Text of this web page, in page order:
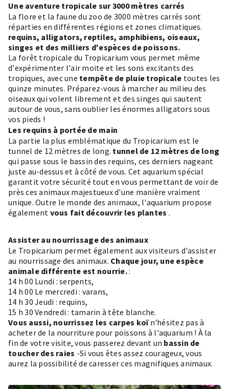
Une aventure tropicale sur 3000 mètres carrés
La flore et la faune du zoo de 3000 mètres carrés sont
réparties en différentes régions et zones climatiques.
requins, alligators, reptiles, amphibiens, oiseaux,
singes et des milliers d'espèces de poissons.
La forêt tropicale du Tropicarium vous permet même
d'expérimenter l'air moite et les sons excitants des
tropiques, avec une tempête de pluie tropicale toutes les
quinze minutes. Préparez-vous à marcher au milieu des
oiseaux qui volent librement et des singes qui sautent
autour de vous, sans oublier les énormes alligators sous
vos pieds !
Les requins à portée de main
La partie la plus emblématique du Tropicarium est le
tunnel de 12 mètres de long. tunnel de 12 mètres de long
qui passe sous le bassin des requins, ces derniers nageant
juste au-dessus et à côté de vous. Cet aquarium spécial
garantit votre sécurité tout en vous permettant de voir de
près ces animaux majestueux d'une manière vraiment
unique. Outre le monde des animaux, l'aquarium propose
également vous fait découvrir les plantes .
Assister au nourrissage des animaux
Le Tropicarium permet également aux visiteurs d'assister
au nourrissage des animaux. Chaque jour, une espèce
animale différente est nourrie.:
14 h 00 Lundi : serpents,
14 h 00 Le mercredi : varans,
14 h 30 Jeudi : requins,
15 h 30 Vendredi : tamarin à tête blanche.
Vous aussi, nourrissez les carpes koïn'hésitez pas à
acheter de la nourriture pour poissons à l'aquarium ! À la
fin de votre visite, vous passerez devant un bassin de
toucher des raies -Si vous êtes assez courageux, vous
aurez la possibilité de caresser ces magnifiques animaux.